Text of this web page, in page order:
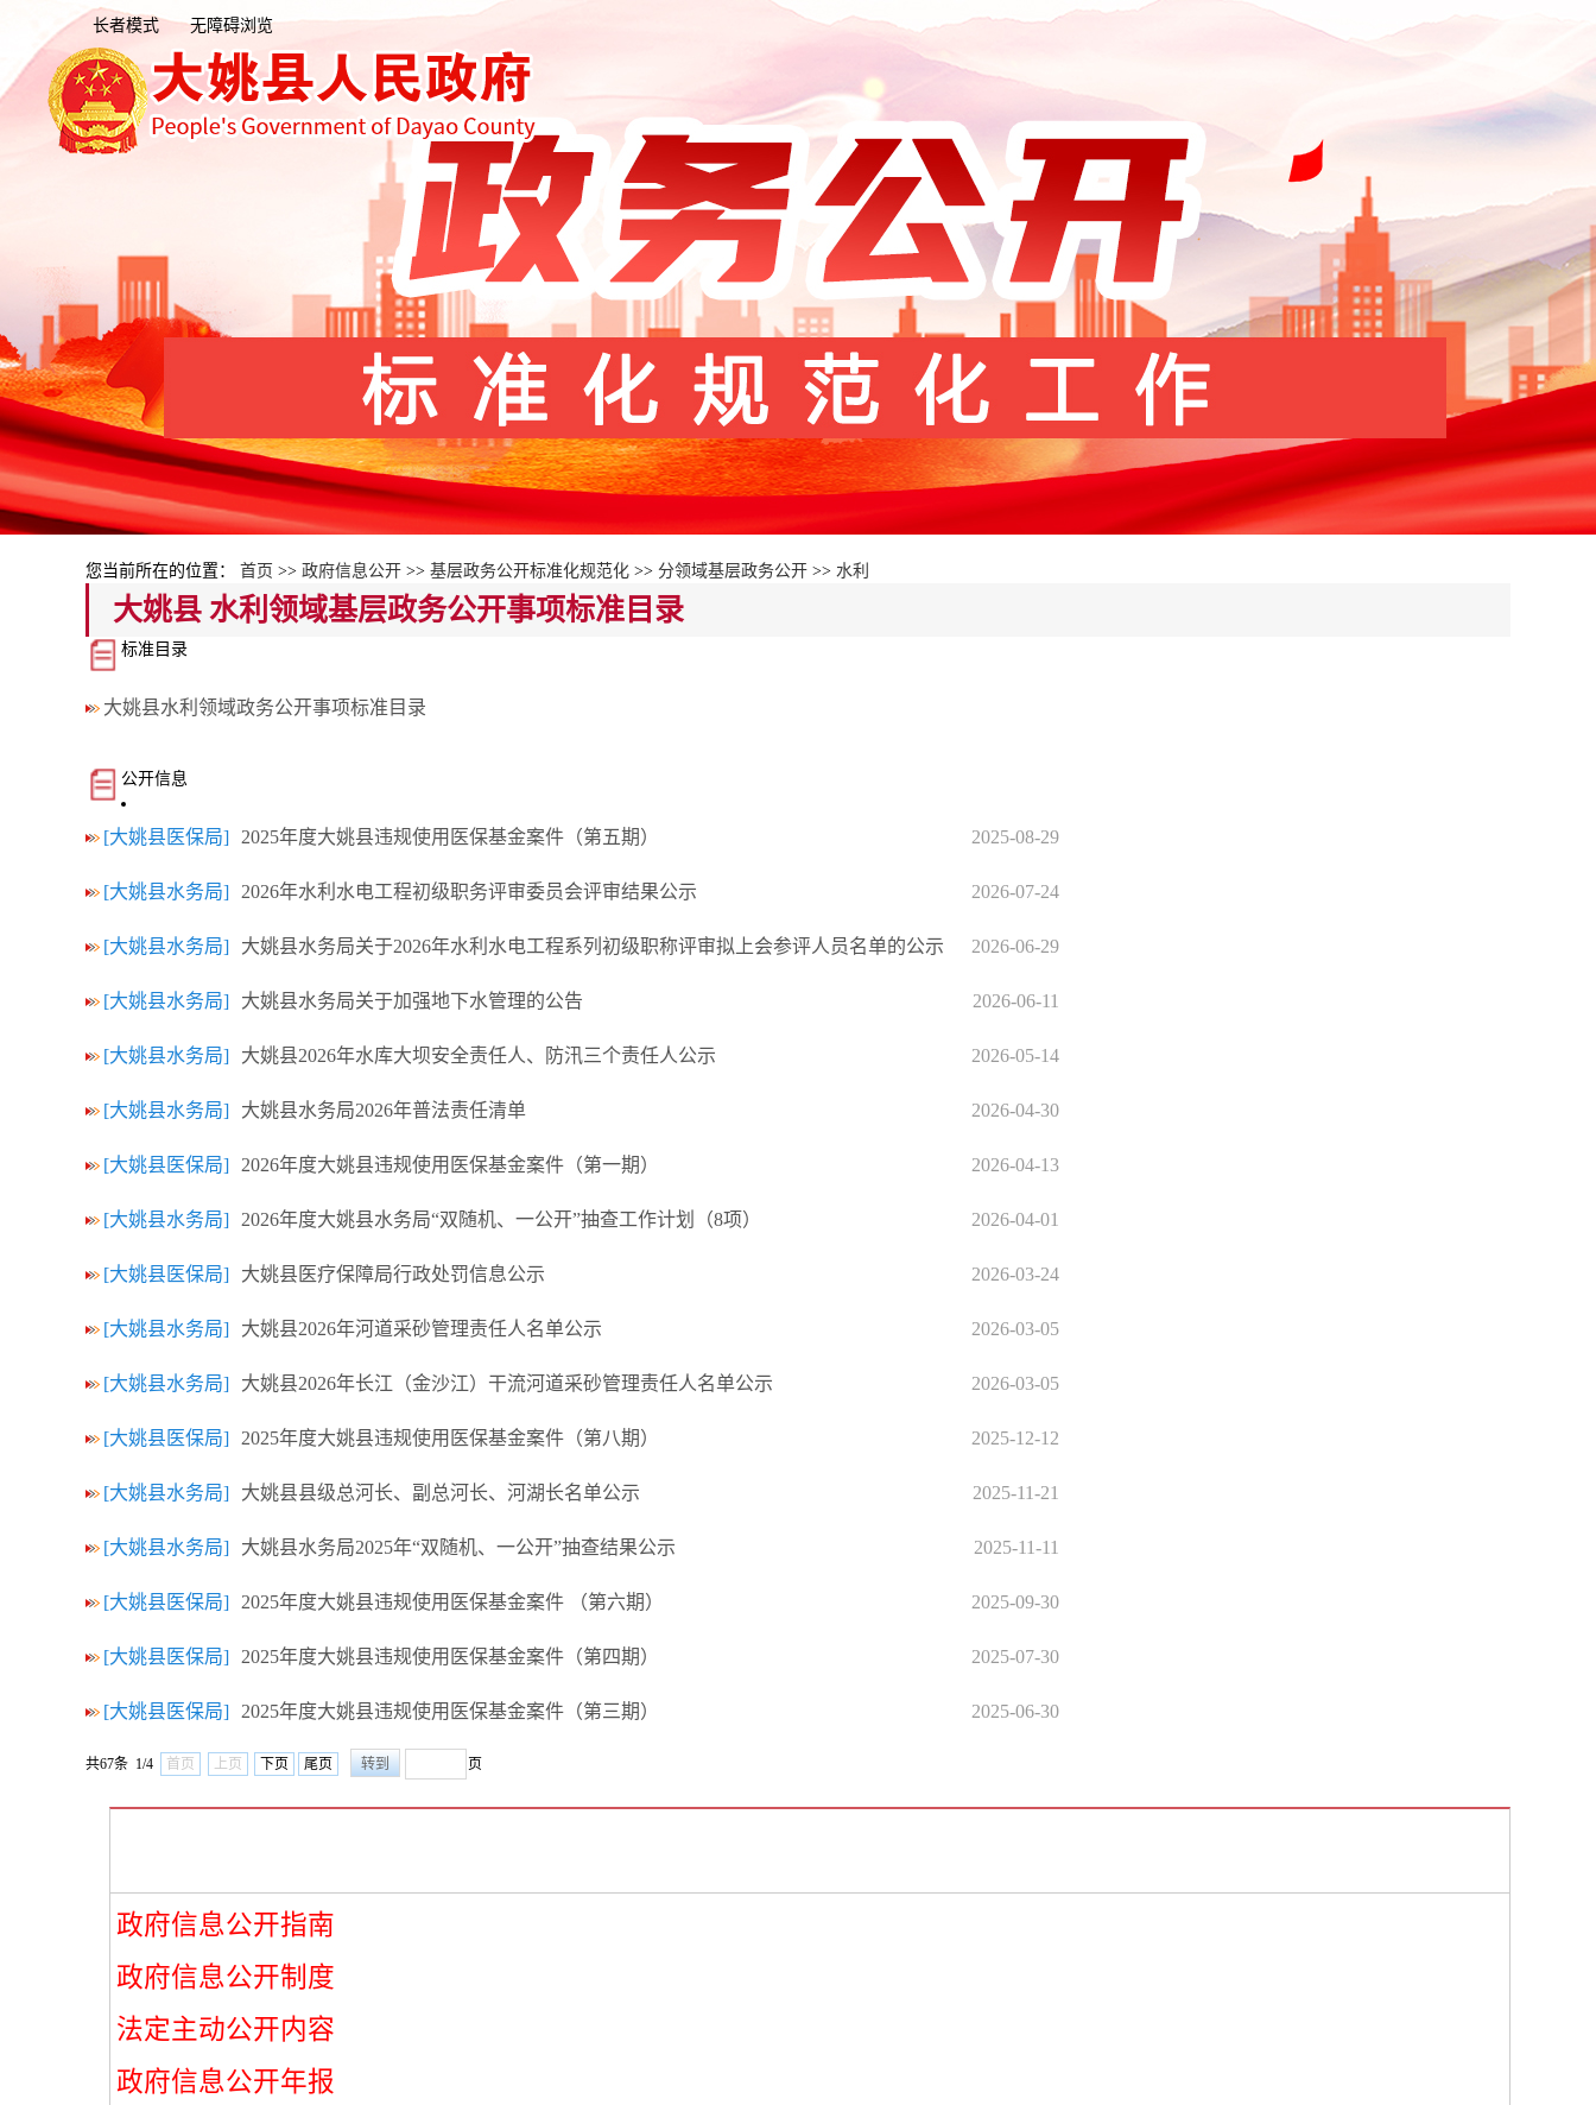
无障碍浏览
长者模式
您当前所在的位置： 首页 >> 政府信息公开 >> 基层政务公开标准化规范化 >> 分领域基层政务公开 >> 水利
大姚县 水利领域基层政务公开事项标准目录
标准目录
大姚县水利领域政务公开事项标准目录
公开信息
[大姚县医保局] 2025年度大姚县违规使用医保基金案件（第五期） 2025-08-29
[大姚县水务局] 2026年水利水电工程初级职务评审委员会评审结果公示 2026-07-24
[大姚县水务局] 大姚县水务局关于2026年水利水电工程系列初级职称评审拟上会参评人员名单的公示 2026-06-29
[大姚县水务局] 大姚县水务局关于加强地下水管理的公告 2026-06-11
[大姚县水务局] 大姚县2026年水库大坝安全责任人、防汛三个责任人公示 2026-05-14
[大姚县水务局] 大姚县水务局2026年普法责任清单 2026-04-30
[大姚县医保局] 2026年度大姚县违规使用医保基金案件（第一期） 2026-04-13
[大姚县水务局] 2026年度大姚县水务局“双随机、一公开”抽查工作计划（8项） 2026-04-01
[大姚县医保局] 大姚县医疗保障局行政处罚信息公示 2026-03-24
[大姚县水务局] 大姚县2026年河道采砂管理责任人名单公示 2026-03-05
[大姚县水务局] 大姚县2026年长江（金沙江）干流河道采砂管理责任人名单公示 2026-03-05
[大姚县医保局] 2025年度大姚县违规使用医保基金案件（第八期） 2025-12-12
[大姚县水务局] 大姚县县级总河长、副总河长、河湖长名单公示 2025-11-21
[大姚县水务局] 大姚县水务局2025年“双随机、一公开”抽查结果公示 2025-11-11
[大姚县医保局] 2025年度大姚县违规使用医保基金案件 （第六期） 2025-09-30
[大姚县医保局] 2025年度大姚县违规使用医保基金案件（第四期） 2025-07-30
[大姚县医保局] 2025年度大姚县违规使用医保基金案件（第三期） 2025-06-30
共67条 1/4 首页 上页 下页 尾页 页
政府信息公开指南
政府信息公开制度
法定主动公开内容
政府信息公开年报